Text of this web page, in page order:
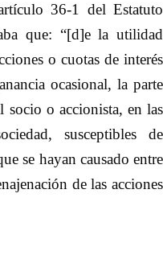
36-1 del Estatuto
que: “[d]e la utilidad
o cuotas de interés
ocasional, la parte
socio o accionista, en las
susceptibles de
se hayan causado entre
de las acciones